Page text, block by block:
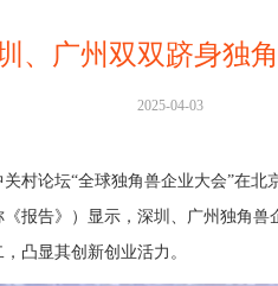
、广州双双跻身独
2025-04-03
关村论坛“全球独角兽企业大会”在
《报告》）显示，深圳、广州独角
凸显其创新创业活力。